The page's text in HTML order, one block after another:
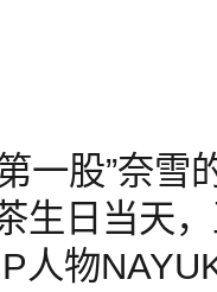
一股”奈雪
生日当天
人物